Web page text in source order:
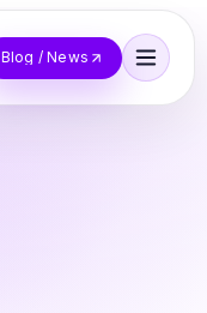
Blog / News